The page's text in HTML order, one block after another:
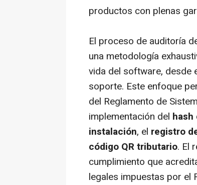
productos con plenas
El proceso de auditoría
una metodología
vida del software, desde
soporte. Este enfoque
del Reglamento de
implementación del hash
instalación, el registro
código QR tributario. El
cumplimiento que
legales impuestas por el